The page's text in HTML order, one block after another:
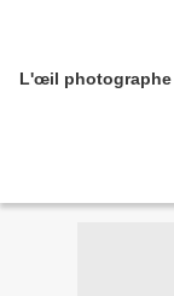
L'œil photographe